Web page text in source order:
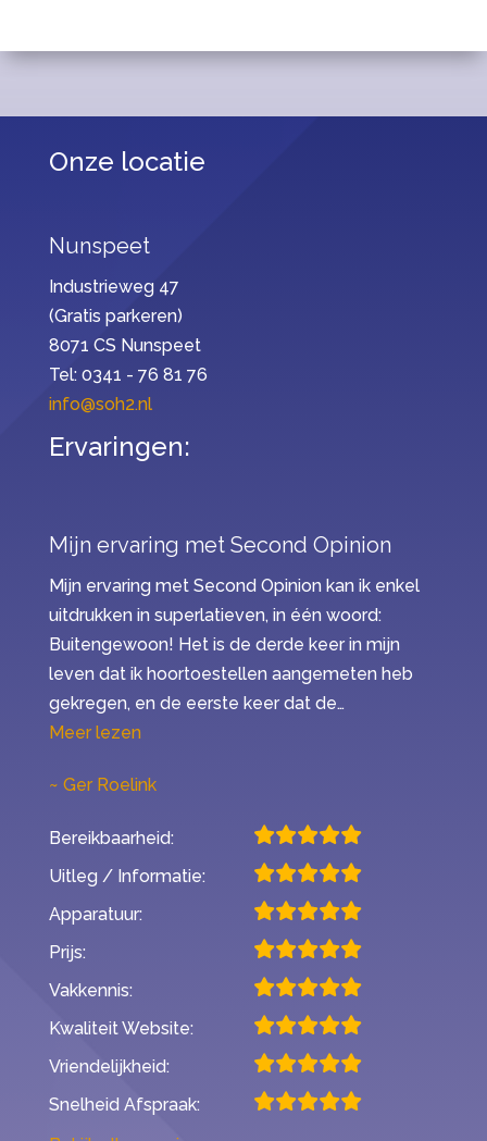
Onze locatie
Nunspeet
Industrieweg 47
(Gratis parkeren)
8071 CS Nunspeet
Tel: 0341 - 76 81 76
info@soh2.nl
Ervaringen:
Mijn ervaring met Second Opinion
Mijn ervaring met Second Opinion kan ik enkel
uitdrukken in superlatieven, in één woord:
Buitengewoon! Het is de derde keer in mijn
leven dat ik hoortoestellen aangemeten heb
gekregen, en de eerste keer dat de…
Meer lezen“Mijn ervaring met Second Opinion”
Ger Roelink
Bereikbaarheid:
Uitleg / Informatie:
Apparatuur:
Prijs:
Vakkennis:
Kwaliteit Website:
Vriendelijkheid:
Snelheid Afspraak: